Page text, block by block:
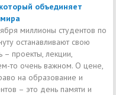
объединяет
миллионы студентов по
останавливают свою
проекты, лекции,
то очень важном. О цене,
на образование и
– это день памяти и